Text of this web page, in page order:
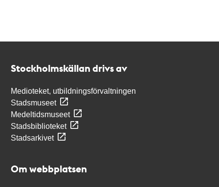
Stockholmskällan drivs av
Medioteket, utbildningsförvaltningen
Stadsmuseet
Medeltidsmuseet
Stadsbiblioteket
Stadsarkivet
Om webbplatsen